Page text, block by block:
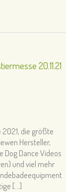
20.11.21
2021, die größte
Hersteller,
Dance Videos
und viel mehr
[…]